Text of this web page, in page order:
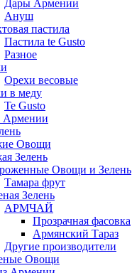
Дары Армении
Ануш
пастила
Пастила te Gusto
Разное
Орехи весовые
в меду
Te Gusto
Армении
Овощи
Зелень
Овощи и Зелень
Тамара фрут
Зелень
АРМЧАЙ
Прозрачная фасовка
Армянский Тараз
Другие производители
Овощи